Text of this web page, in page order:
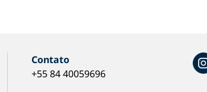
Contato
+55 84 40059696